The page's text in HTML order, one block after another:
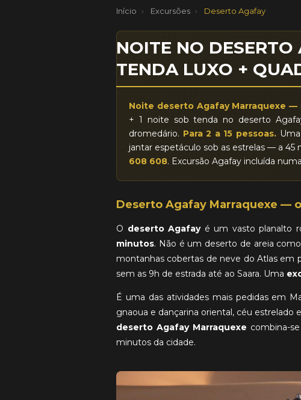
Início › Excursões › Deserto Agafay
NOITE NO
TENDA LUXO +
Noite deserto Agafay Marraquexe —
+ 1 noite sob tenda no deserto
dromedário. Para 2 a 15 pessoas.Uma
jantar espetáculo sob as estrelas — a
608 608. Excursão Agafay incluída numa
Deserto Agafay Marraquexe —
O deserto Agafayé um vasto planalto
minutos. Não é um deserto de areia
montanhas cobertas de neve do Atlas em
sem as 9h de estrada até ao Saara. Uma
É uma das atividades mais pedidas em
gnaoua e dançarina oriental, céu estrelado
deserto Agafay Marraquexe combina-
minutos da cidade.